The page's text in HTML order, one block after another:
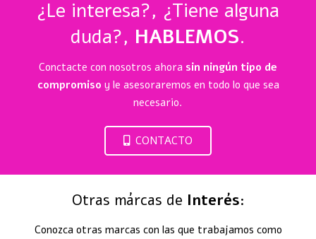
¿Le interesa?, ¿Tiene alguna
duda?, HABLEMOS.
Conctacte con nosotros ahora sin ningún tipo de
compromiso y le asesoraremos en todo lo que sea
necesario.
CONTACTO
Otras márcas de Interés:
Conozca otras marcas con las que trabajamos como